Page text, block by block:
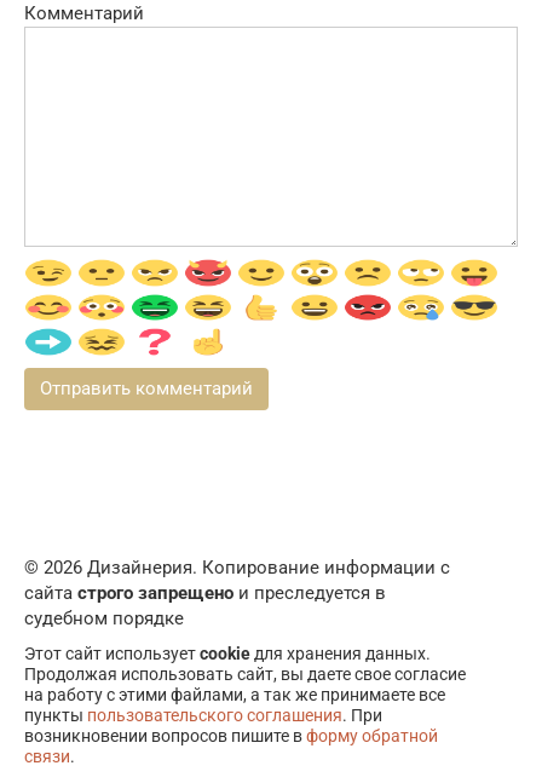
Комментарий
© 2026 Дизайнерия. Копирование информации с
сайта строго запрещено и преследуется в
судебном порядке
Этот сайт используетcookie для хранения данных.
Продолжая использовать сайт, вы даете свое согласие
на работу с этими файлами, а так же принимаете все
пункты пользовательского соглашения. При
возникновении вопросов пишите вформу обратной
связи.